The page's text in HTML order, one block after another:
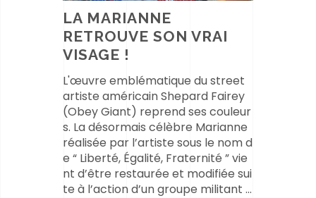
LA MARIANNE
RETROUVE SON VRAI
VISAGE !
L'œuvre emblématique du street
artiste américain Shepard Fairey
(Obey Giant) reprend ses couleur
s. La désormais célèbre Marianne
réalisée par l’artiste sous le nom d
e “ Liberté, Égalité, Fraternité ” vie
nt d’être restaurée et modifiée sui
te à l’action d’un groupe militant